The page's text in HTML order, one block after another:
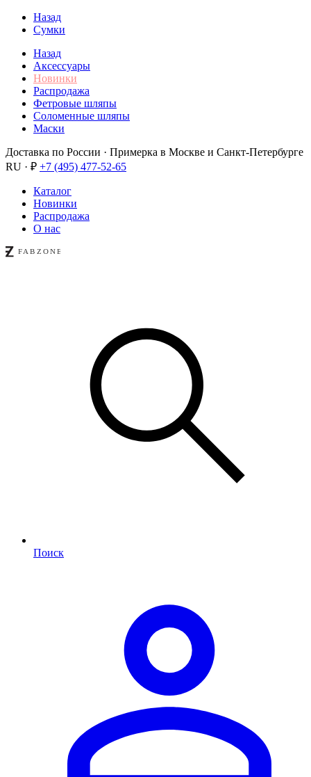
Назад
Сумки
Назад
Аксессуары
Новинки
Распродажа
Фетровые шляпы
Соломенные шляпы
Маски
Доставка по России · Примерка в Москве и Санкт-Петербурге
RU · ₽ +7 (495) 477-52-65
Каталог
Новинки
Распродажа
О нас
Поиск